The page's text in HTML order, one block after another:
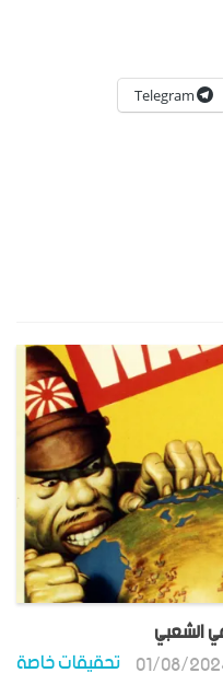
Telegram
الشعبي
تحقيقات خاصة